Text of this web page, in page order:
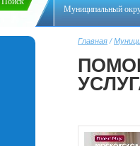
Муниципальный
Главная /